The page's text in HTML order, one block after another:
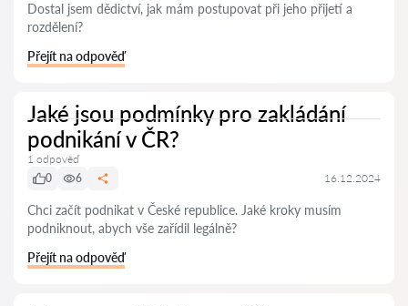
Dostal jsem dědictví, jak mám postupovat při jeho přijetí a
rozdělení?
Přejít na odpověď
Jaké jsou podmínky pro zakládání
podnikání v ČR?
1 odpověď
0
6 16.12.2024
Chci začít podnikat v České republice. Jaké kroky musím
podniknout, abych vše zařídil legálně?
Přejít na odpověď